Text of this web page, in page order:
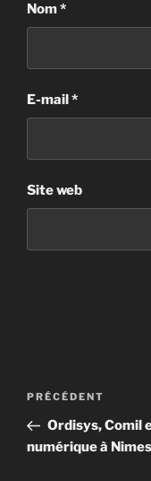
Nom*
E-mail *
Site web
PRÉCÉDENT
Ordisys, Comil
numérique à Nimes